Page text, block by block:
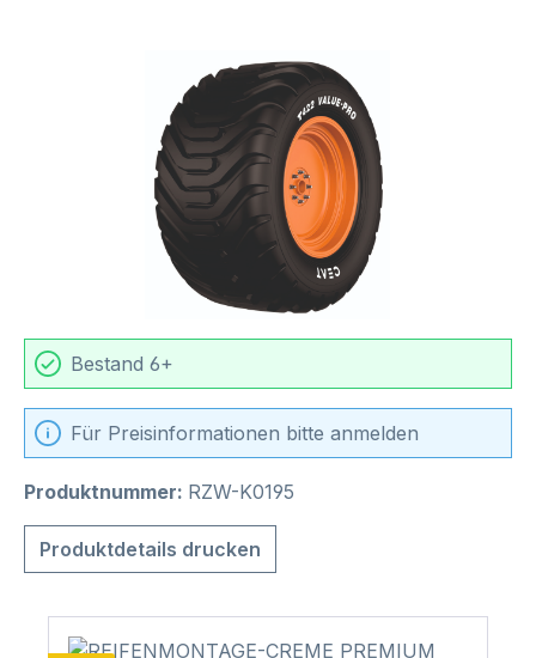
Bildergalerie überspringen
Bestand 6+
Für Preisinformationen bitte anmelden
Produktnummer: RZW-K0195
Produktdetails drucken